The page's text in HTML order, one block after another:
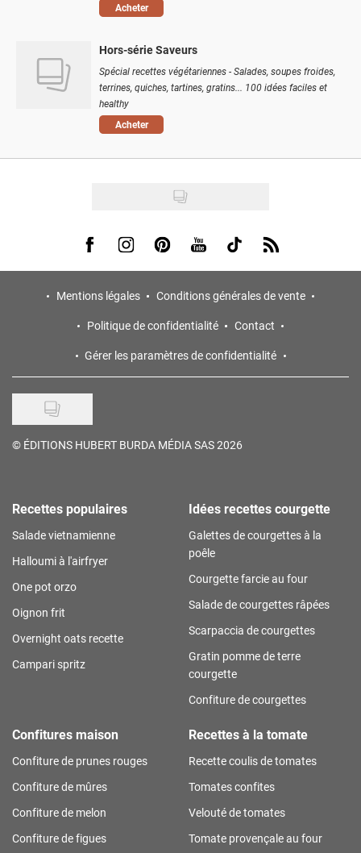
Acheter
Hors-série Saveurs
Spécial recettes végétariennes - Salades, soupes froides,
terrines, quiches, tartines, gratins... 100 idées faciles et
healthy
Acheter
Visit us on Facebook
Visit us on Instagram
Visit us on Pinterest
Visit us on Youtube
Visit us on Tiktok
Visit us on Rss
Mentions légales
Conditions générales de vente
Politique de confidentialité
Contact
Gérer les paramètres de confidentialité
© ÉDITIONS HUBERT BURDA MÉDIA SAS 2026
Recettes populaires
Salade vietnamienne
Halloumi à l'airfryer
One pot orzo
Oignon frit
Overnight oats recette
Campari spritz
Idées recettes courgette
Galettes de courgettes à la
poêle
Courgette farcie au four
Salade de courgettes râpées
Scarpaccia de courgettes
Gratin pomme de terre
courgette
Confiture de courgettes
Confitures maison
Confiture de prunes rouges
Confiture de mûres
Confiture de melon
Confiture de figues
Recettes à la tomate
Recette coulis de tomates
Tomates confites
Velouté de tomates
Tomate provençale au four